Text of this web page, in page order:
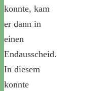
konnte, kam
er dann in
einen
Endausscheid.
In diesem
konnte